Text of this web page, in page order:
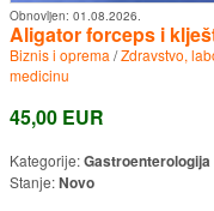
Obnovljen: 01.08.2026.
Aligator forceps i
Biznis i oprema /Zdravstvo,
medicinu
45,00 EUR
Kategorije:Gastroenterologija
Stanje:Novo